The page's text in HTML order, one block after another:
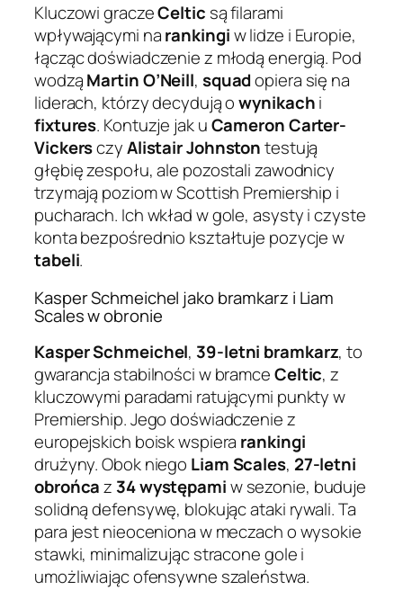
Kluczowi graczeCeltic są filarami
wpływającymi narankingiw lidze i Europie,
łącząc doświadczenie z młodą energią. Pod
wodząMartin O’Neill, squadopiera się na
liderach, którzy decydują owynikachi
fixtures. Kontuzje jak uCameron Carter-
VickersczyAlistair Johnstontestują
głębię zespołu, ale pozostali zawodnicy
trzymają poziom w Scottish Premiership i
pucharach. Ich wkład w gole, asysty i czyste
konta bezpośrednio kształtuje pozycje w
tabeli.
Kasper Schmeichel jako bramkarz i Liam
Scales w obronie
Kasper Schmeichel, 39-letni bramkarz, to
gwarancja stabilności w bramceCeltic, z
kluczowymi paradami ratującymi punkty w
Premiership. Jego doświadczenie z
europejskich boisk wspiera rankingi
drużyny. Obok niego Liam Scales, 27-letni
obrońcaz 34 występamiw sezonie, buduje
solidną defensywę, blokując ataki rywali. Ta
para jest nieoceniona w meczach o wysokie
stawki, minimalizując stracone gole i
umożliwiając ofensywne szaleństwa.